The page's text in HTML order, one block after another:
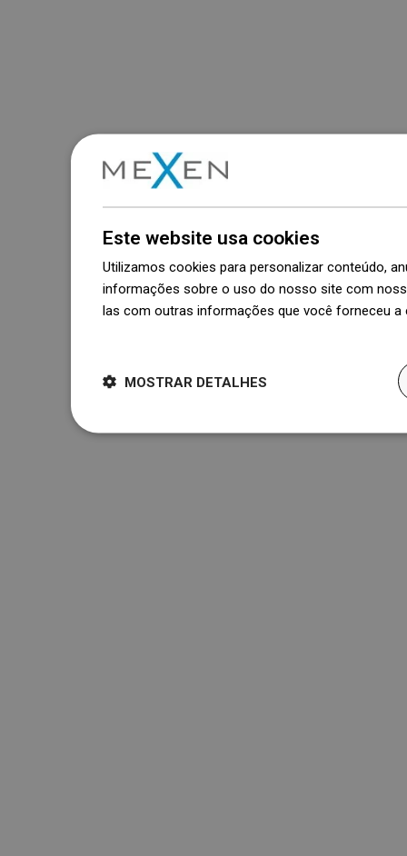
Este website usa cookies
Utilizamos cookies para personalizar conteúdo,
informações sobre o uso do nosso site com
las com outras informações que você forneceu
MOSTRAR DETALHES